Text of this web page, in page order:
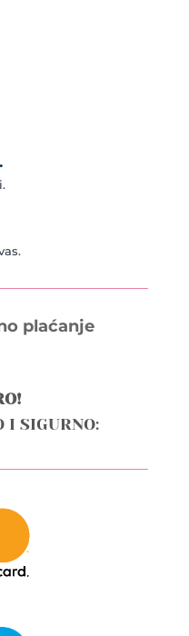
plaćanje
I SIGURNO: